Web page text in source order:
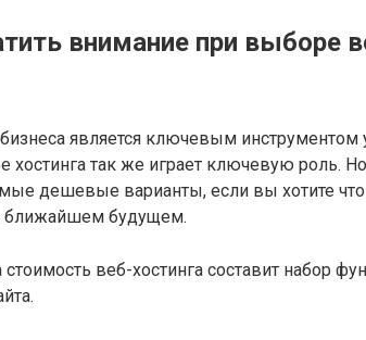
внимание при выборе
является ключевым инструментом
так же играет ключевую роль. Но
дешевые варианты, если вы хотите
ближайшем будущем.
веб-хостинга составит набор